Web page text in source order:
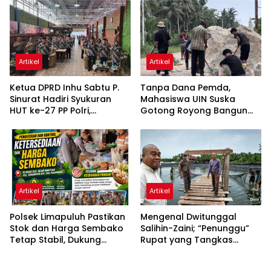
Artikel
Ketua DPRD Inhu Sabtu P.
Sinurat Hadiri Syukuran
HUT ke-27 PP Polri,
Pengabdian Purnawirawan
Artikel
Tanpa Dana Pemda,
Mahasiswa UIN Suska
Gotong Royong Bangun
Artikel
Polsek Limapuluh Pastikan
Stok dan Harga Sembako
Tetap Stabil, Dukung
Artikel
Mengenal Dwitunggal
Salihin-Zaini; “Penunggu”
Rupat yang Tangkas